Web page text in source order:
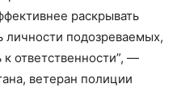
раскрывать
личности подозреваемых,
ответственности”, —
ветеран полиции